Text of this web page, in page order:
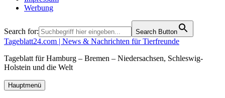
Werbung
Search for: Search Button
Tageblatt24.com | News & Nachrichten für Tierfreunde
Tageblatt für Hamburg – Bremen – Niedersachsen, Schleswig-
Holstein und die Welt
Hauptmenü